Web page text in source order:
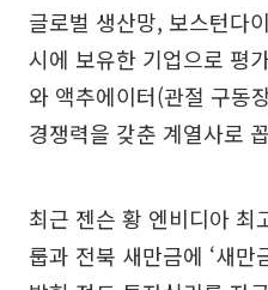
글로벌 생산망, 보스턴다
시에 보유한 기업으로 평
와 액추에이터(관절 구동
경쟁력을 갖춘 계열사로
최근 젠슨 황 엔비디아 최
룹과 전북 새만금에 ‘새만